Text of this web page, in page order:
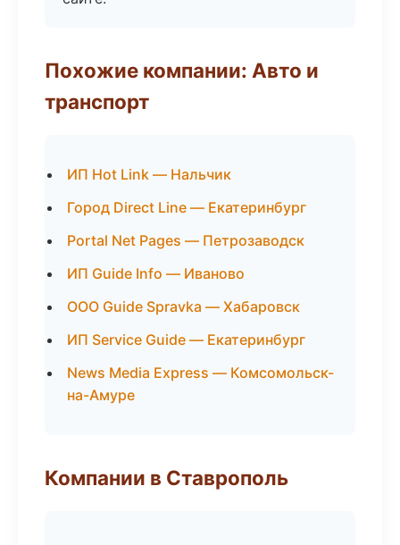
Похожие компании: Авто и
транспорт
ИП Hot Link — Нальчик
Город Direct Line — Екатеринбург
Portal Net Pages — Петрозаводск
ИП Guide Info — Иваново
ООО Guide Spravka — Хабаровск
ИП Service Guide — Екатеринбург
News Media Express — Комсомольск-
на-Амуре
Компании в Ставрополь